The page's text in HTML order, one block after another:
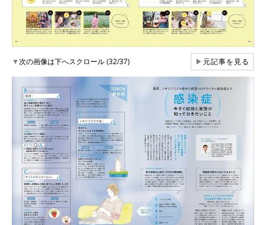
▼次の画像は下へスクロール (32/37) ▶元記事を見る